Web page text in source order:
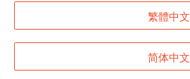
登入
返回首頁
繁體中文
简体中文